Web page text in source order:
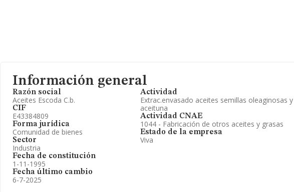
Información general
Razón social
Aceites Escoda C.b.
CIF
E43384809
Forma jurídica
Comunidad de bienes
Sector
Industria
Fecha de constitución
1-11-1995
Fecha último cambio
6-7-2025
Actividad
Extrac.envasado aceites semillas oleaginosas
aceituna
Actividad CNAE
1044 - Fabricación de otros aceites y grasas
Estado de la empresa
Viva